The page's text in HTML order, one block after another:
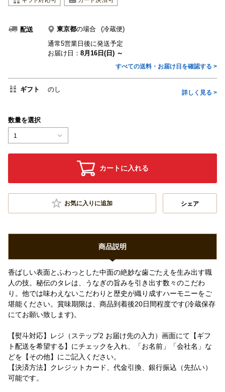
配送 東京都の場合
(冷蔵便)
通常5営業日後に発送予定
お届け日： 8月16日(日) ～
すべての送料・お届け日を確認する >
ギフト のし 詳しく見る >
数量を選択
1
カートに入れる
お気に入りに追加 シェア
商品説明
香ばしい表面とふわっとした中面の絶妙な歯ごたえを生み出す職
人の技。秘伝のタレは、うなぎの旨みを引き出す数々のこだわ
り。他では味わえないこだわりと歴史が織り成すハーモニーをご
堪能ください。賞味期限は、商品到着後20日間程度です(冷蔵保存
にてお願い致します)。
【熨斗対応】レジ（ステップ2 お届け先の入力）画面にて【ギフ
ト配送を希望する】にチェックを入れ、「お名前」「会社名」な
どを【その他】にご記入ください。
【決済方法】クレジットカード、代金引換、銀行振込（先払い）
可能です。